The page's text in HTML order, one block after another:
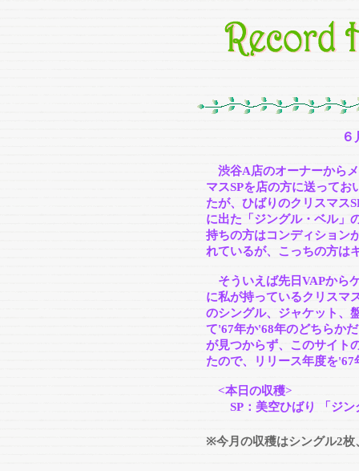
渋谷A店のオーナーから
マスSPを店の方に送って
たが、ひばりのクリスマス
に出た「ジングル・ベル」
持ちの方はコンディション
れているが、こっちの方は
そういえば先日VAPから
に私が持っているクリスマ
のシングル、ジャケット、
て'67年か'68年のどちらか
が見つからず、このサイト
たので、リリース年度を
<本日の収穫>
SP：美空ひばり 「ジン
※今月の収穫はシングル2枚